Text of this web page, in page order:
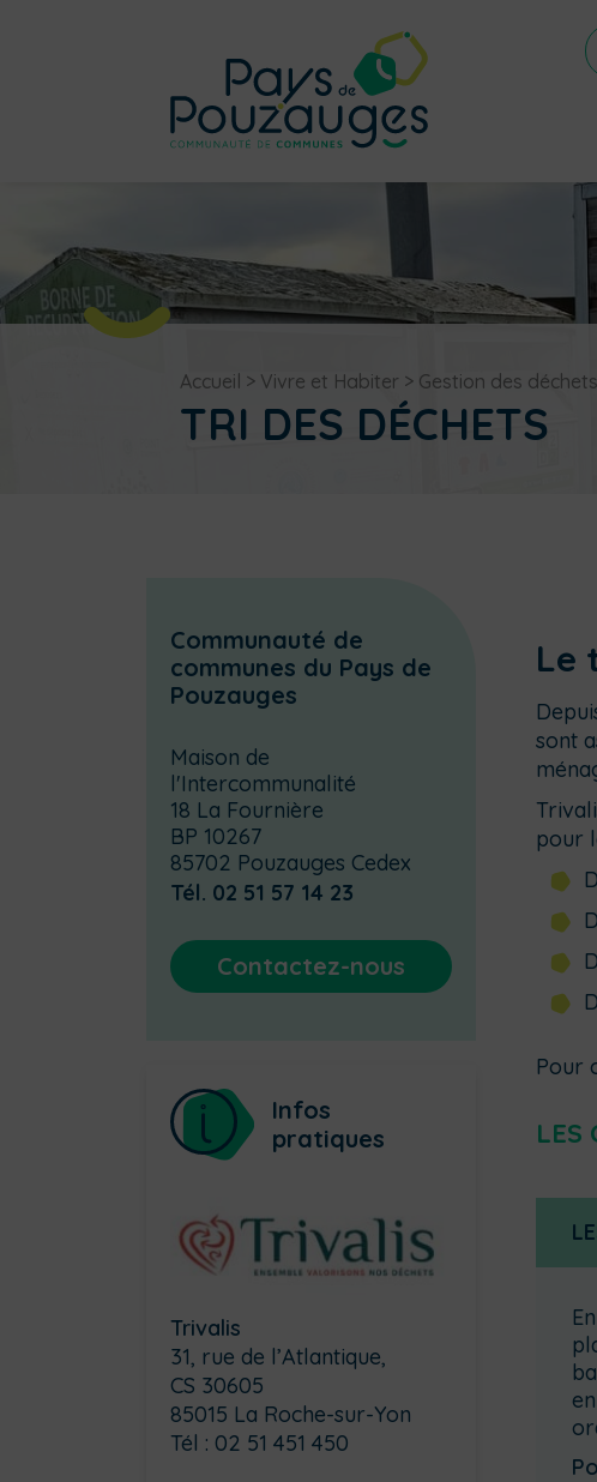
Accueil > Vivre et Habiter > Gestion des déchets
TRI DES DÉCHETS
Communauté de
communes du Pays de
Pouzauges
Maison de
l'Intercommunalité
18 La Fournière
BP 10267
85702 Pouzauges Cedex
Tél. 02 51 57 14 23
Contactez-nous
Infos
pratiques
Trivalis
31, rue de l’Atlantique,
CS 30605
85015 La Roche-sur-Yon
Tél : 02 51 451 450
Le
sont
pour
Pour
LES